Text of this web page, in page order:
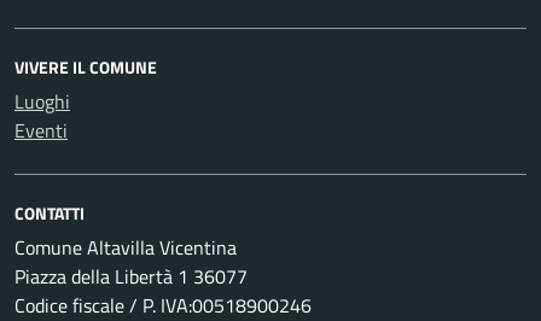
VIVERE IL COMUNE
Luoghi
Eventi
CONTATTI
Comune Altavilla Vicentina
Piazza della Libertà 1 36077
Codice fiscale / P. IVA:00518900246